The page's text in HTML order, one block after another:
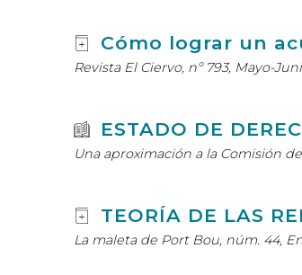
Cómo lograr un
Revista El Ciervo, nº 793, Mayo-
ESTADO DE
Una aproximación a la Comisión
TEORÍA DE LAS
La maleta de Port Bou, núm. 44,